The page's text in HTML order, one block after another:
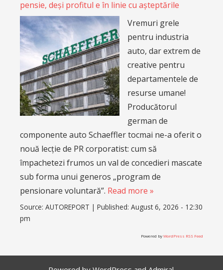
pensie, deși profitul e în linie cu așteptările
Vremuri grele
pentru industria
auto, dar extrem de
creative pentru
departamentele de
resurse umane!
Producătorul
german de
componente auto Schaeffler tocmai ne-a oferit o
nouă lecție de PR corporatist: cum să
împachetezi frumos un val de concedieri mascate
sub forma unui generos „program de
pensionare voluntară”. Read more »
Source: AUTOREPORT | Published: August 6, 2026 - 12:30
pm
Powered byWordPress RSS Feed